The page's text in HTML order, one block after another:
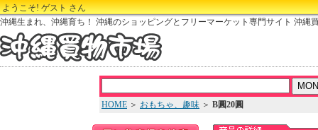
ようこそ! ゲスト さん
沖縄生まれ、沖縄育ち！ 沖縄のショッピングとフリーマーケット専門サイト 沖縄
HOME ＞ おもちゃ、趣味 ＞ B圓20圓